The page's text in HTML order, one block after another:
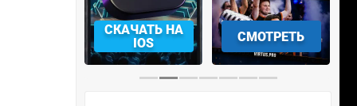
СМОТРЕТЬ УЧАСТВОВАТЬ